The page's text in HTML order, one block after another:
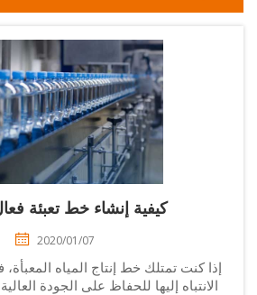
كيفية إنشاء خط تعبئة فعال
2020/01/07
كنت تمتلك خط إنتاج المياه المعبأة،
الانتباه إليها للحفاظ على الجودة العالية.